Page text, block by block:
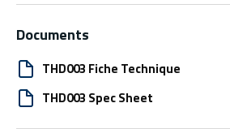
Documents
THD003 Fiche Technique
THD003 Spec Sheet